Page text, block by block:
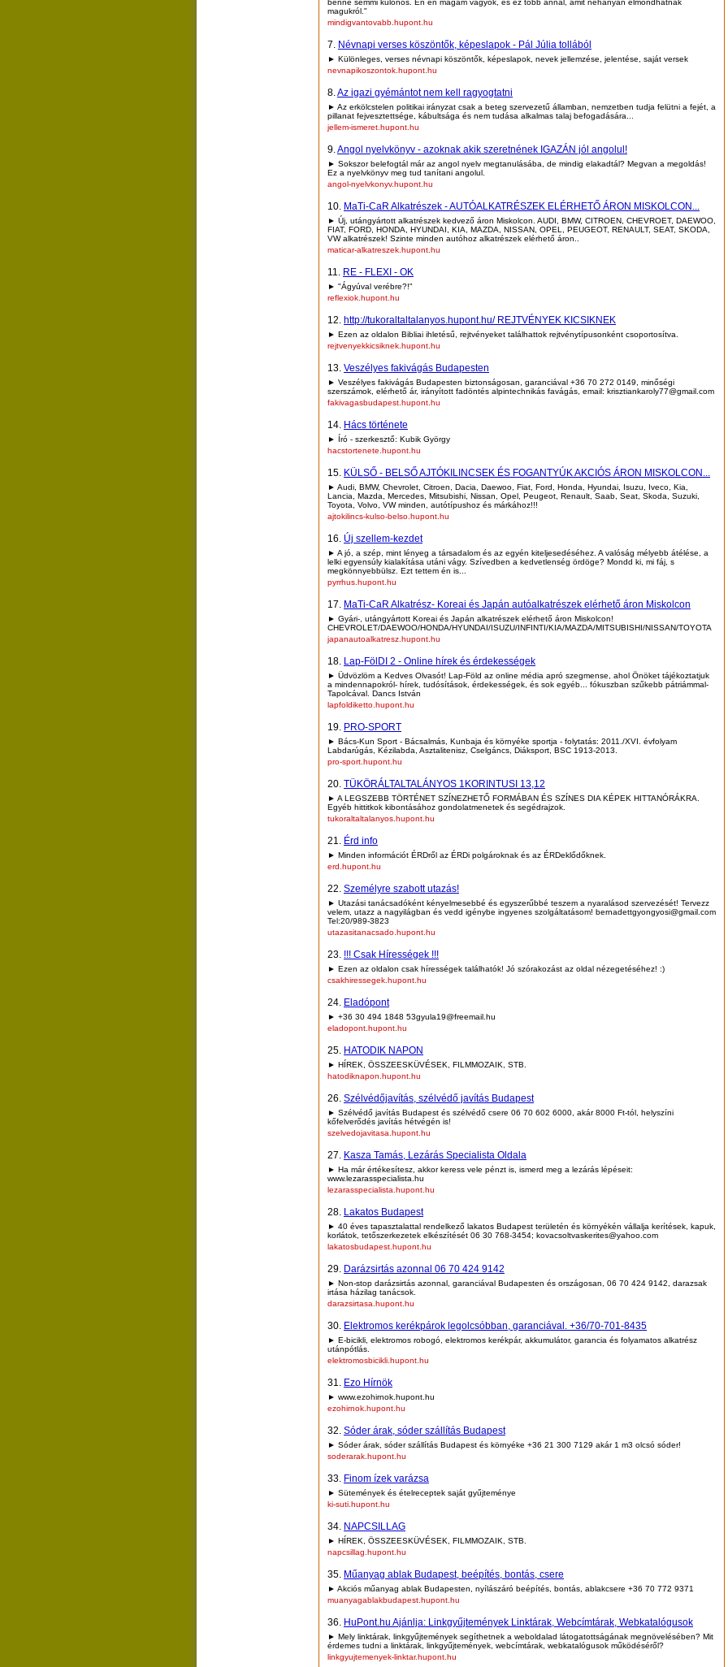
benne semmi különös. Én én magam vagyok, és ez több annál, amit néhányan elmondhatnak
magukról."
mindigvantovabb.hupont.hu
7. Névnapi verses köszöntők, képeslapok - Pál Júlia tollából
► Különleges, verses névnapi köszöntők, képeslapok, nevek jellemzése, jelentése, saját versek
nevnapikoszontok.hupont.hu
8.Az igazi gyémántot nem kell ragyogtatni
► Az erkölcstelen politikai irányzat csak a beteg szervezetű államban, nemzetben tudja felütni a fejét, a
pillanat fejvesztettsége, kábultsága és nem tudása alkalmas talaj befogadására...
jellem-ismeret.hupont.hu
9.Angol nyelvkönyv - azoknak akik szeretnének IGAZÁN jól angolul!
► Sokszor belefogtál már az angol nyelv megtanulásába, de mindig elakadtál? Megvan a megoldás!
Ez a nyelvkönyv meg tud tanítani angolul.
angol-nyelvkonyv.hupont.hu
10. MaTi-CaR Alkatrészek - AUTÓALKATRÉSZEK ELÉRHETŐ ÁRON MISKOLCON...
► Új, utángyártott alkatrészek kedvező áron Miskolcon. AUDI, BMW, CITROEN, CHEVROET, DAEWOO,
FIAT, FORD, HONDA, HYUNDAI, KIA, MAZDA, NISSAN, OPEL, PEUGEOT, RENAULT, SEAT, SKODA,
VW alkatrészek! Szinte minden autóhoz alkatrészek elérhető áron..
maticar-alkatreszek.hupont.hu
11. RE - FLEXI - OK
► "Ágyúval verébre?!"
reflexiok.hupont.hu
12. http://tukoraltaltalanyos.hupont.hu/ REJTVÉNYEK KICSIKNEK
► Ezen az oldalon Bibliai ihletésű, rejtvényeket találhattok rejtvénytípusonként csoportosítva.
rejtvenyekkicsiknek.hupont.hu
13. Veszélyes fakivágás Budapesten
► Veszélyes fakivágás Budapesten biztonságosan, garanciával +36 70 272 0149, minőségi
szerszámok, elérhető ár, irányított fadöntés alpintechnikás favágás, email: krisztiankaroly77@gmail.com
fakivagasbudapest.hupont.hu
14. Hács története
► Író - szerkesztő: Kubik György
hacstortenete.hupont.hu
15. KÜLSŐ - BELSŐ AJTÓKILINCSEK ÉS FOGANTYÚK AKCIÓS ÁRON MISKOLCON...
► Audi, BMW, Chevrolet, Citroen, Dacia, Daewoo, Fiat, Ford, Honda, Hyundai, Isuzu, Iveco, Kia,
Lancia, Mazda, Mercedes, Mitsubishi, Nissan, Opel, Peugeot, Renault, Saab, Seat, Skoda, Suzuki,
Toyota, Volvo, VW minden, autótípushoz és márkához!!!
ajtokilincs-kulso-belso.hupont.hu
16. Új szellem-kezdet
► A jó, a szép, mint lényeg a társadalom és az egyén kiteljesedéséhez. A valóság mélyebb átélése, a
lelki egyensúly kialakítása utáni vágy. Szívedben a kedvetlenség ördöge? Mondd ki, mi fáj, s
megkönnyebbülsz. Ezt tettem én is...
pyrrhus.hupont.hu
17. MaTi-CaR Alkatrész- Koreai és Japán autóalkatrészek elérhető áron Miskolcon
► Gyári-, utángyártott Koreai és Japán alkatrészek elérhető áron Miskolcon!
CHEVROLET/DAEWOO/HONDA/HYUNDAI/ISUZU/INFINTI/KIA/MAZDA/MITSUBISHI/NISSAN/TOYOTA
japanautoalkatresz.hupont.hu
18. Lap-FölDI 2 - Online hírek és érdekességek
► Üdvözlöm a Kedves Olvasót! Lap-Föld az online média apró szegmense, ahol Önöket tájékoztatjuk
a mindennapokról- hírek, tudósítások, érdekességek, és sok egyéb... fókuszban szűkebb pátriámmal-
Tapolcával. Dancs István
lapfoldiketto.hupont.hu
19. PRO-SPORT
► Bács-Kun Sport - Bácsalmás, Kunbaja és környéke sportja - folytatás: 2011./XVI. évfolyam
Labdarúgás, Kézilabda, Asztalitenisz, Cselgáncs, Diáksport, BSC 1913-2013.
pro-sport.hupont.hu
20. TÜKÖRÁLTALTALÁNYOS 1KORINTUSI 13,12
► A LEGSZEBB TÖRTÉNET SZÍNEZHETŐ FORMÁBAN ÉS SZÍNES DIA KÉPEK HITTANÓRÁKRA.
Egyéb hittitkok kibontásához gondolatmenetek és segédrajzok.
tukoraltaltalanyos.hupont.hu
21. Érd info
► Minden információt ÉRDről az ÉRDi polgároknak és az ÉRDeklődőknek.
erd.hupont.hu
22. Személyre szabott utazás!
► Utazási tanácsadóként kényelmesebbé és egyszerűbbé teszem a nyaralásod szervezését! Tervezz
velem, utazz a nagyilágban és vedd igénybe ingyenes szolgáltatásom! bernadettgyongyosi@gmail.com
Tel:20/989-3823
utazasitanacsado.hupont.hu
23. !!! Csak Hírességek !!!
► Ezen az oldalon csak hírességek találhatók! Jó szórakozást az oldal nézegetéséhez! :)
csakhiressegek.hupont.hu
24. Eladópont
► +36 30 494 1848 53gyula19@freemail.hu
eladopont.hupont.hu
25. HATODIK NAPON
► HÍREK, ÖSSZEESKÜVÉSEK, FILMMOZAIK, STB.
hatodiknapon.hupont.hu
26. Szélvédőjavítás, szélvédő javítás Budapest
► Szélvédő javítás Budapest és szélvédő csere 06 70 602 6000, akár 8000 Ft-tól, helyszíni
kőfelverődés javítás hétvégén is!
szelvedojavitasa.hupont.hu
27. Kasza Tamás, Lezárás Specialista Oldala
► Ha már értékesítesz, akkor keress vele pénzt is, ismerd meg a lezárás lépéseit:
www.lezarasspecialista.hu
lezarasspecialista.hupont.hu
28. Lakatos Budapest
► 40 éves tapasztalattal rendelkező lakatos Budapest területén és környékén vállalja kerítések, kapuk,
korlátok, tetőszerkezetek elkészítését 06 30 768-3454; kovacsoltvaskerites@yahoo.com
lakatosbudapest.hupont.hu
29. Darázsirtás azonnal 06 70 424 9142
► Non-stop darázsirtás azonnal, garanciával Budapesten és országosan, 06 70 424 9142, darazsak
irtása házilag tanácsok.
darazsirtasa.hupont.hu
30. Elektromos kerékpárok legolcsóbban, garanciával. +36/70-701-8435
► E-bicikli, elektromos robogó, elektromos kerékpár, akkumulátor, garancia és folyamatos alkatrész
utánpótlás.
elektromosbicikli.hupont.hu
31. Ezo Hírnök
► www.ezohirnok.hupont.hu
ezohirnok.hupont.hu
32. Sóder árak, sóder szállítás Budapest
► Sóder árak, sóder szállítás Budapest és környéke +36 21 300 7129 akár 1 m3 olcsó sóder!
soderarak.hupont.hu
33. Finom ízek varázsa
► Sütemények és ételreceptek saját gyűjteménye
ki-suti.hupont.hu
34. NAPCSILLAG
► HÍREK, ÖSSZEESKÜVÉSEK, FILMMOZAIK, STB.
napcsillag.hupont.hu
35. Műanyag ablak Budapest, beépítés, bontás, csere
► Akciós műanyag ablak Budapesten, nyílászáró beépítés, bontás, ablakcsere +36 70 772 9371
muanyagablakbudapest.hupont.hu
36. HuPont.hu Ajánlja: Linkgyűjtemények Linktárak, Webcímtárak, Webkatalógusok
► Mely linktárak, linkgyűjtemények segíthetnek a weboldalad látogatottságának megnövelésében? Mit
érdemes tudni a linktárak, linkgyűjtemények, webcímtárak, webkatalógusok működéséről?
linkgyujtemenyek-linktar.hupont.hu